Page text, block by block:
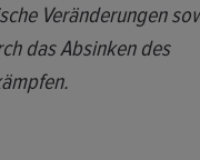
Veränderungen
das Absinken des